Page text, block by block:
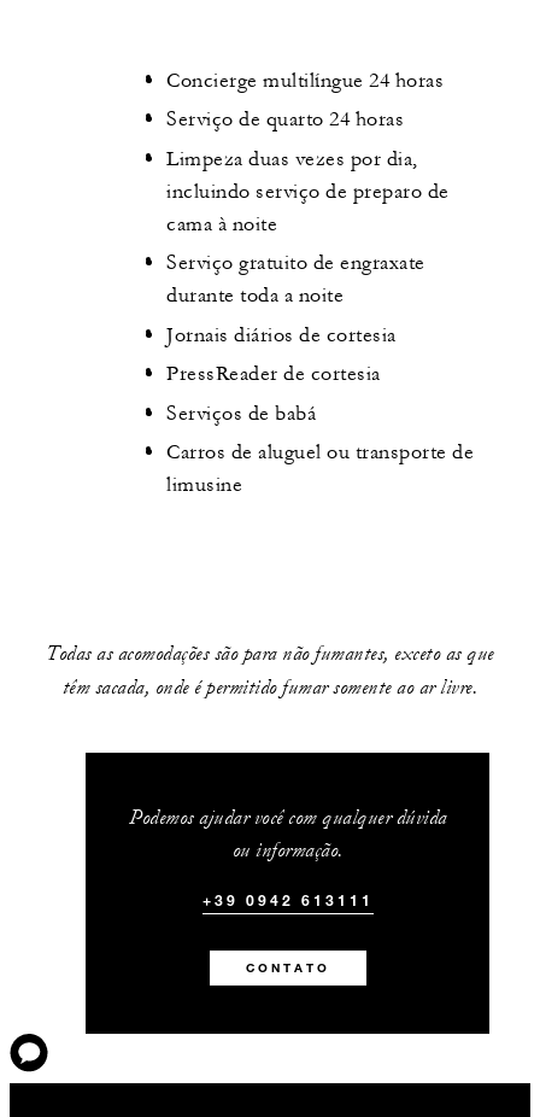
Concierge multilíngue 24 horas
Serviço de quarto 24 horas
Limpeza duas vezes por dia,
incluindo serviço de preparo de
cama à noite
Serviço gratuito de engraxate
durante toda a noite
Jornais diários de cortesia
PressReader de cortesia
Serviços de babá
Carros de aluguel ou transporte de
limusine
Todas as acomodações são para não fumantes, exceto as que
têm sacada, onde é permitido fumar somente ao ar livre.
Podemos ajudar você com qualquer dúvida
ou informação.
+39 0942 613111
CONTATO